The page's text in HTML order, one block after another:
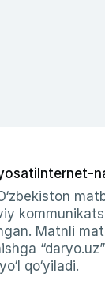
Internet-
Matnli
qo‘yiladi.